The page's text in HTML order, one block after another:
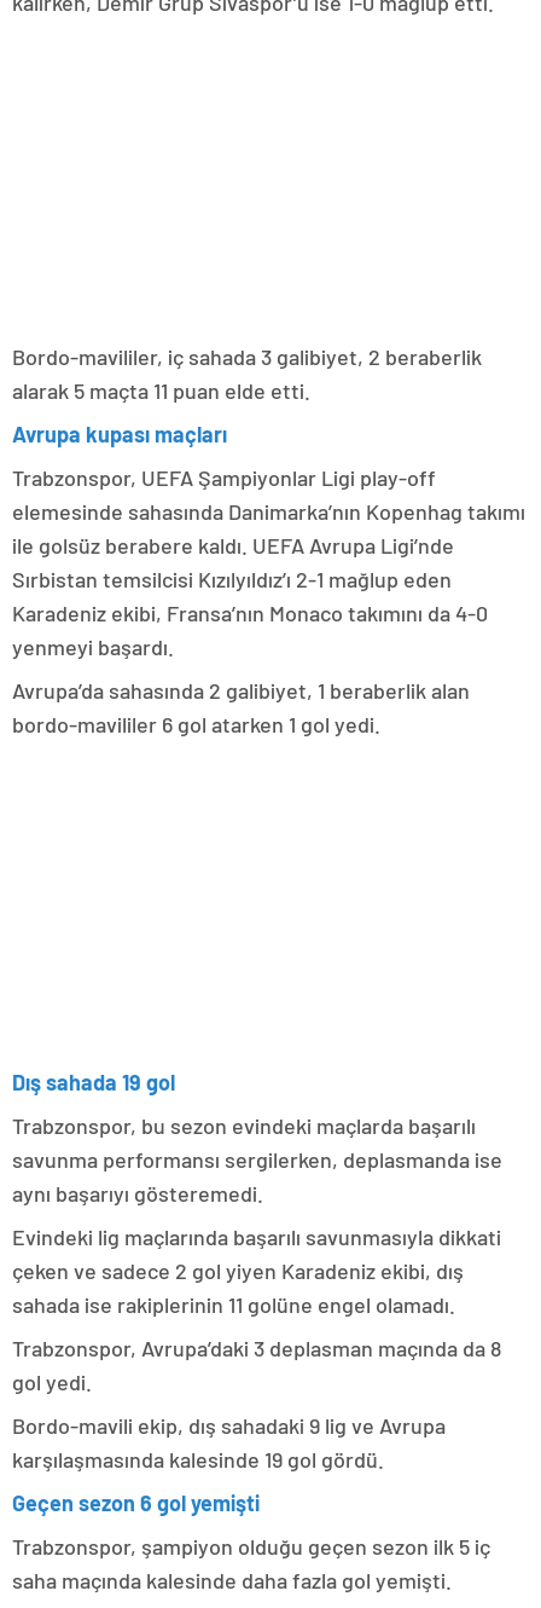
Bordo-mavililer, iç sahada 3 galibiyet, 2 beraberlik
alarak 5 maçta 11 puan elde etti.
Avrupa kupası maçları
Trabzonspor, UEFA Şampiyonlar Ligi play-off
elemesinde sahasında Danimarka’nın Kopenhag takımı
ile golsüz berabere kaldı. UEFA Avrupa Ligi’nde
Sırbistan temsilcisi Kızılyıldız’ı 2-1 mağlup eden
Karadeniz ekibi, Fransa’nın Monaco takımını da 4-0
yenmeyi başardı.
Avrupa’da sahasında 2 galibiyet, 1 beraberlik alan
bordo-mavililer 6 gol atarken 1 gol yedi.
Dış sahada 19 gol
Trabzonspor, bu sezon evindeki maçlarda başarılı
savunma performansı sergilerken, deplasmanda ise
aynı başarıyı gösteremedi.
Evindeki lig maçlarında başarılı savunmasıyla dikkati
çeken ve sadece 2 gol yiyen Karadeniz ekibi, dış
sahada ise rakiplerinin 11 golüne engel olamadı.
Trabzonspor, Avrupa’daki 3 deplasman maçında da 8
gol yedi.
Bordo-mavili ekip, dış sahadaki 9 lig ve Avrupa
karşılaşmasında kalesinde 19 gol gördü.
Geçen sezon 6 gol yemişti
Trabzonspor, şampiyon olduğu geçen sezon ilk 5 iç
saha maçında kalesinde daha fazla gol yemişti.